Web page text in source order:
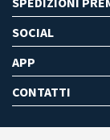
SOCIAL
APP
CONTATTI